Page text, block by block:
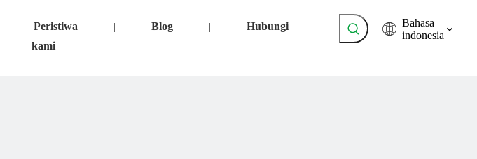
Peristiwa | Blog |
Hubungi
kami
Bahasa
indonesia